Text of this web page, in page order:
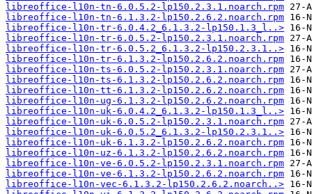
libreoffice-l10n-tn-6.0.5.2-lp150.2.3.1.noarch.rpm
libreoffice-l10n-tn-6.1.3.2-lp150.2.6.2.noarch.rpm
libreoffice-l10n-tr-6.0.4.2_6.1.3.2-lp150.1.3_l..>
libreoffice-l10n-tr-6.0.5.2-lp150.2.3.1.noarch.rpm
libreoffice-l10n-tr-6.0.5.2_6.1.3.2-lp150.2.3.1..>
libreoffice-l10n-tr-6.1.3.2-lp150.2.6.2.noarch.rpm
libreoffice-l10n-ts-6.0.5.2-lp150.2.3.1.noarch.rpm
libreoffice-l10n-ts-6.1.3.2-lp150.2.6.2.noarch.rpm
libreoffice-l10n-tt-6.1.3.2-lp150.2.6.2.noarch.rpm
libreoffice-l10n-ug-6.1.3.2-lp150.2.6.2.noarch.rpm
libreoffice-l10n-uk-6.0.4.2_6.1.3.2-lp150.1.3_l..>
libreoffice-l10n-uk-6.0.5.2-lp150.2.3.1.noarch.rpm
libreoffice-l10n-uk-6.0.5.2_6.1.3.2-lp150.2.3.1..>
libreoffice-l10n-uk-6.1.3.2-lp150.2.6.2.noarch.rpm
libreoffice-l10n-uz-6.1.3.2-lp150.2.6.2.noarch.rpm
libreoffice-l10n-ve-6.0.5.2-lp150.2.3.1.noarch.rpm
libreoffice-l10n-ve-6.1.3.2-lp150.2.6.2.noarch.rpm
libreoffice-l10n-vec-6.1.3.2-lp150.2.6.2.noarch..>